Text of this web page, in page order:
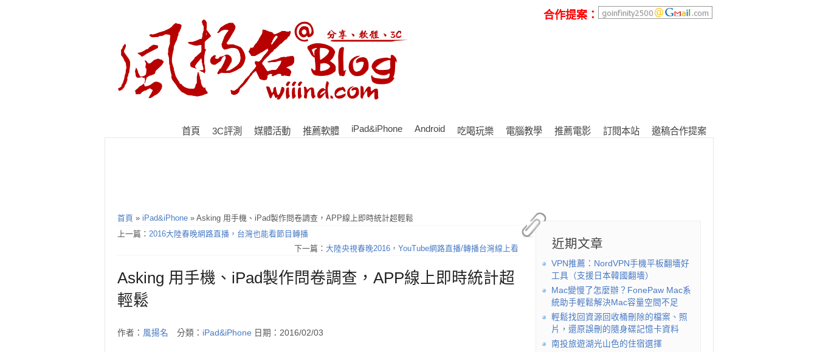
合作提案：
首頁 3C評測 媒體活動 推薦軟體 iPad&iPhone Android 吃喝玩樂 電腦教學 推薦電影 訂閱本站 邀稿合作提案
近期文章
VPN推薦：NordVPN手機平板翻墻好
工具（支援日本韓國翻墻）
Mac變慢了怎麼辦？FonePaw Mac系
統助手輕鬆解決Mac容量空間不足
輕鬆找回資源回收桶刪除的檔案、照
片，還原誤刪的隨身碟記憶卡資料
南投旅遊湖光山色的住宿選擇
首頁 » iPad&iPhone » Asking 用手機、iPad製作問卷調查，APP線上即時統計超輕鬆
上一篇： 2016大陸春晚網路直播，台灣也能看節目轉播
下一篇： 大陸央視春晚2016，YouTube網路直播/轉播台灣線上看
Asking 用手機、iPad製作問卷調查，APP線上即時統計超
輕鬆
作者： 風揚名 分類： iPad&iPhone 日期：2016/02/03